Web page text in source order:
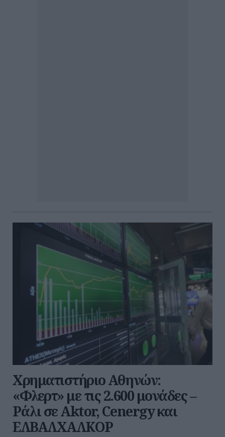
Χρηματιστήριο Αθηνών:
«Φλερτ» με τις 2.600 μονάδες –
Ράλι σε Aktor, Cenergy και
ΕΛΒΑΛΧΑΛΚΟΡ